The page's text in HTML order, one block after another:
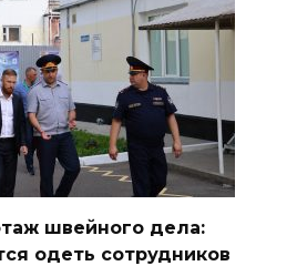
швейного дела:
одеть сотрудников